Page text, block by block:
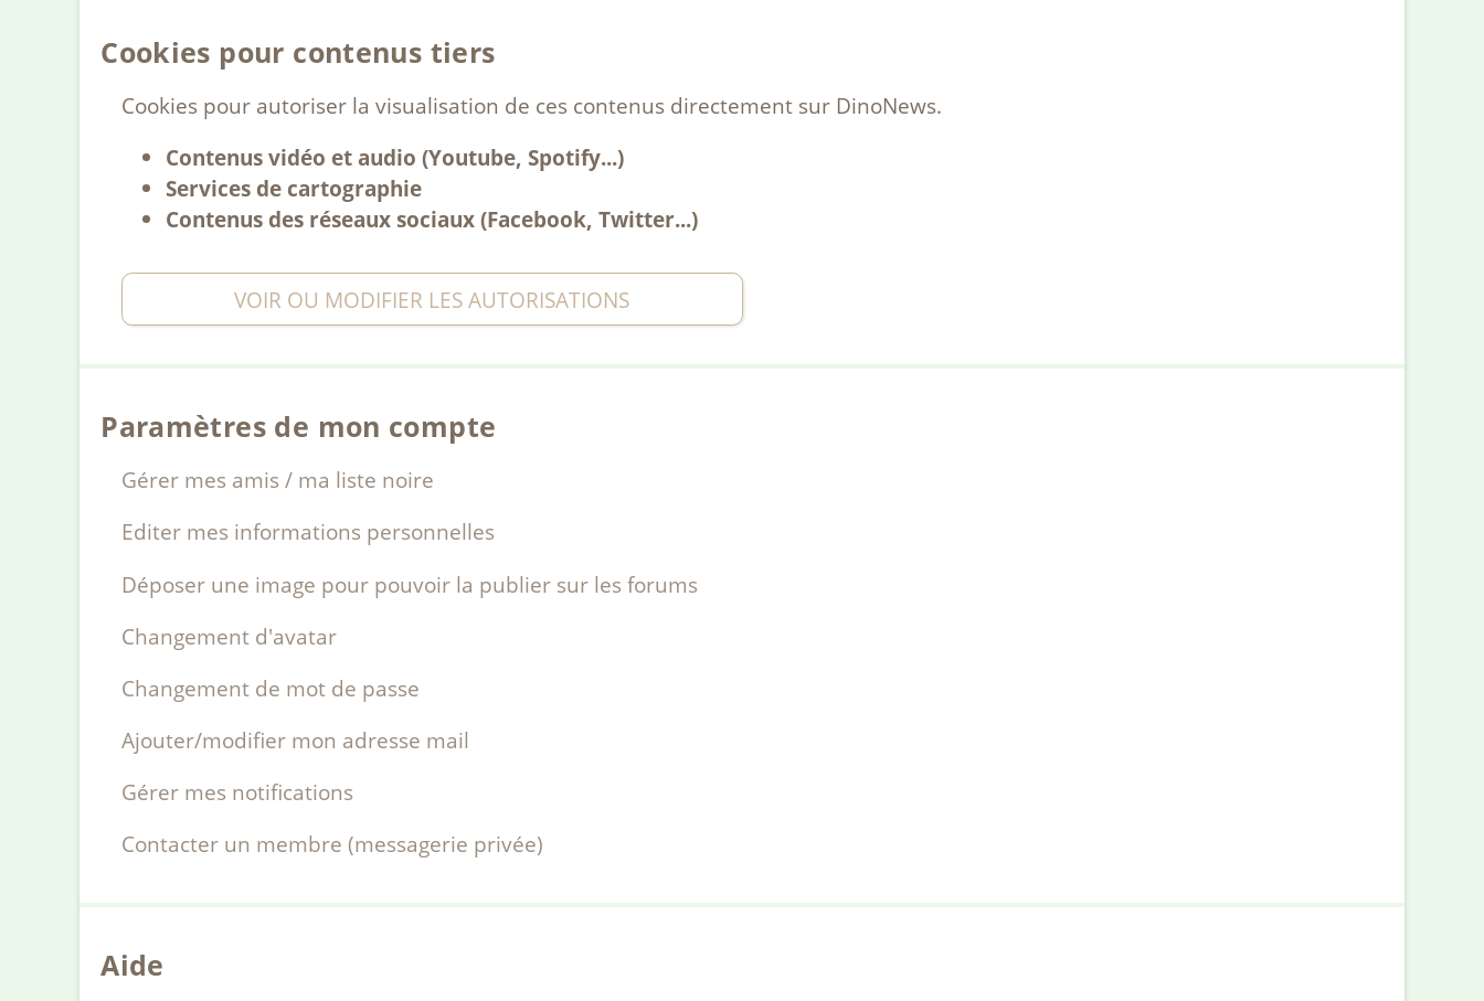
Cookies pour contenus tiers
Cookies pour autoriser la visualisation de ces contenus directement sur DinoNews.
Contenus vidéo et audio (Youtube, Spotify...)
Services de cartographie
Contenus des réseaux sociaux (Facebook, Twitter...)
VOIR OU MODIFIER LES AUTORISATIONS
Paramètres de mon compte
Gérer mes amis / ma liste noire
Editer mes informations personnelles
Déposer une image pour pouvoir la publier sur les forums
Changement d'avatar
Changement de mot de passe
Ajouter/modifier mon adresse mail
Gérer mes notifications
Contacter un membre (messagerie privée)
Aide